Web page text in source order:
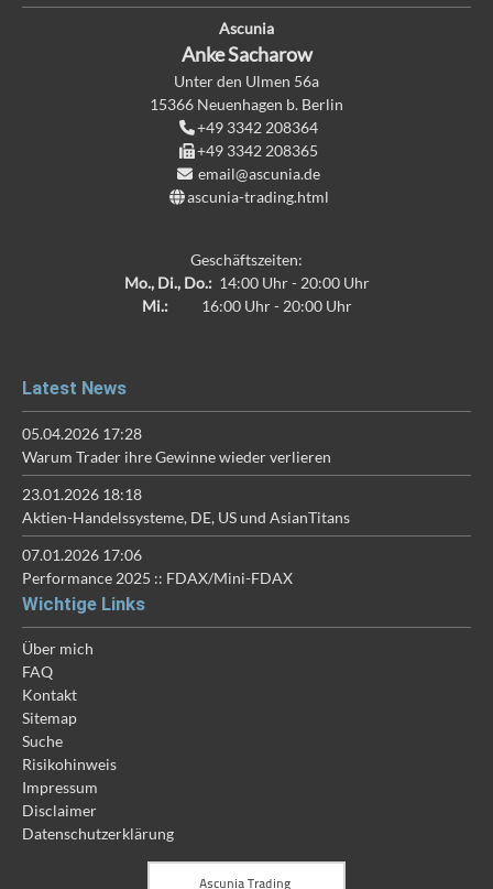
Ascunia
AnkeSacharow
Unter den Ulmen 56a
15366 Neuenhagen b. Berlin
+49 3342 208364
+49 3342 208365
email@ascunia.de
ascunia-trading.html
Geschäftszeiten:
Mo., Di., Do.:14:00 Uhr - 20:00 Uhr
Mi.:
16:00 Uhr - 20:00 Uhr
Latest News
05.04.2026 17:28
Warum Trader ihre Gewinne wieder verlieren
23.01.2026 18:18
Aktien-Handelssysteme, DE, US und AsianTitans
07.01.2026 17:06
Performance 2025 :: FDAX/Mini-FDAX
Wichtige Links
Über mich
FAQ
Kontakt
Sitemap
Suche
Risikohinweis
Impressum
Disclaimer
Datenschutzerklärung